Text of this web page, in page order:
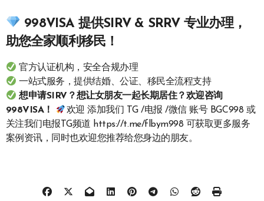
998VISA 提供SIRV & SRRV 专业办理，
助您全家顺利移民！
官方认证机构，安全合规办理
一站式服务，提供结婚、公证、移民全流程支持
想申请SIRV？想让女朋友一起长期居住？欢迎咨询
998VISA！
欢迎 添加我们 TG /电报 /微信 账号 BGC998 或
关注我们电报TG频道 https://t.me/flbym998 可获取更多服务
案例资讯，同时也欢迎您推荐给您身边的朋友。